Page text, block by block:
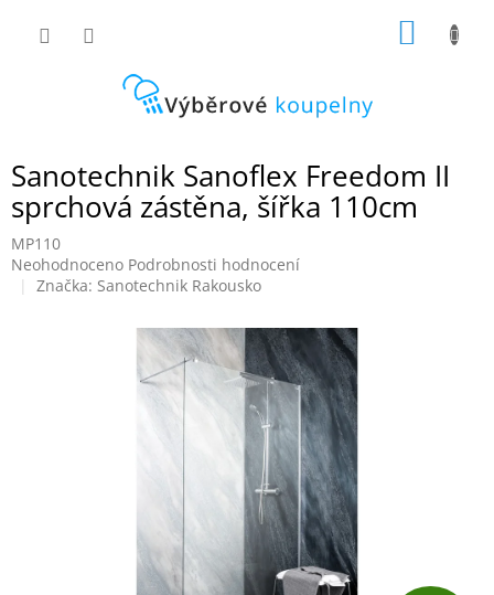
Sanotechnik Sanoflex Freedom II
sprchová zástěna, šířka 110cm
MP110
Průměrné
hodnocení
Neohodnoceno Podrobnosti hodnocení
Značka: Sanotechnik Rakousko